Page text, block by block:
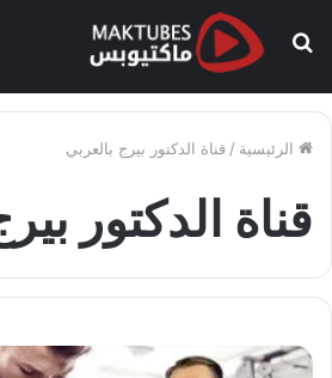
بحث
الرئيسية / قناة الدكتور بيرج بالعربي
قناة الدكتور